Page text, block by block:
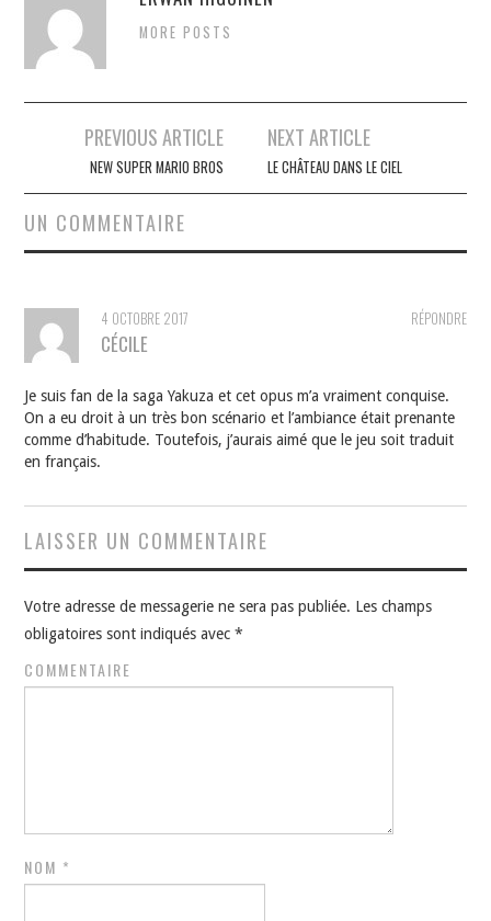
MORE POSTS
Navigation
articles
PREVIOUS ARTICLE
NEW SUPER MARIO BROS
NEXT ARTICLE
LE CHÂTEAU DANS LE CIEL
UN COMMENTAIRE
RÉPONDRE
4 OCTOBRE 2017
CÉCILE
Je suis fan de la saga Yakuza et cet opus m’a vraiment conquise.
On a eu droit à un très bon scénario et l’ambiance était prenante
comme d’habitude. Toutefois, j’aurais aimé que le jeu soit traduit
en français.
LAISSER UN COMMENTAIRE
Votre adresse de messagerie ne sera pas publiée. Les champs
obligatoires sont indiqués avec*
COMMENTAIRE
NOM *